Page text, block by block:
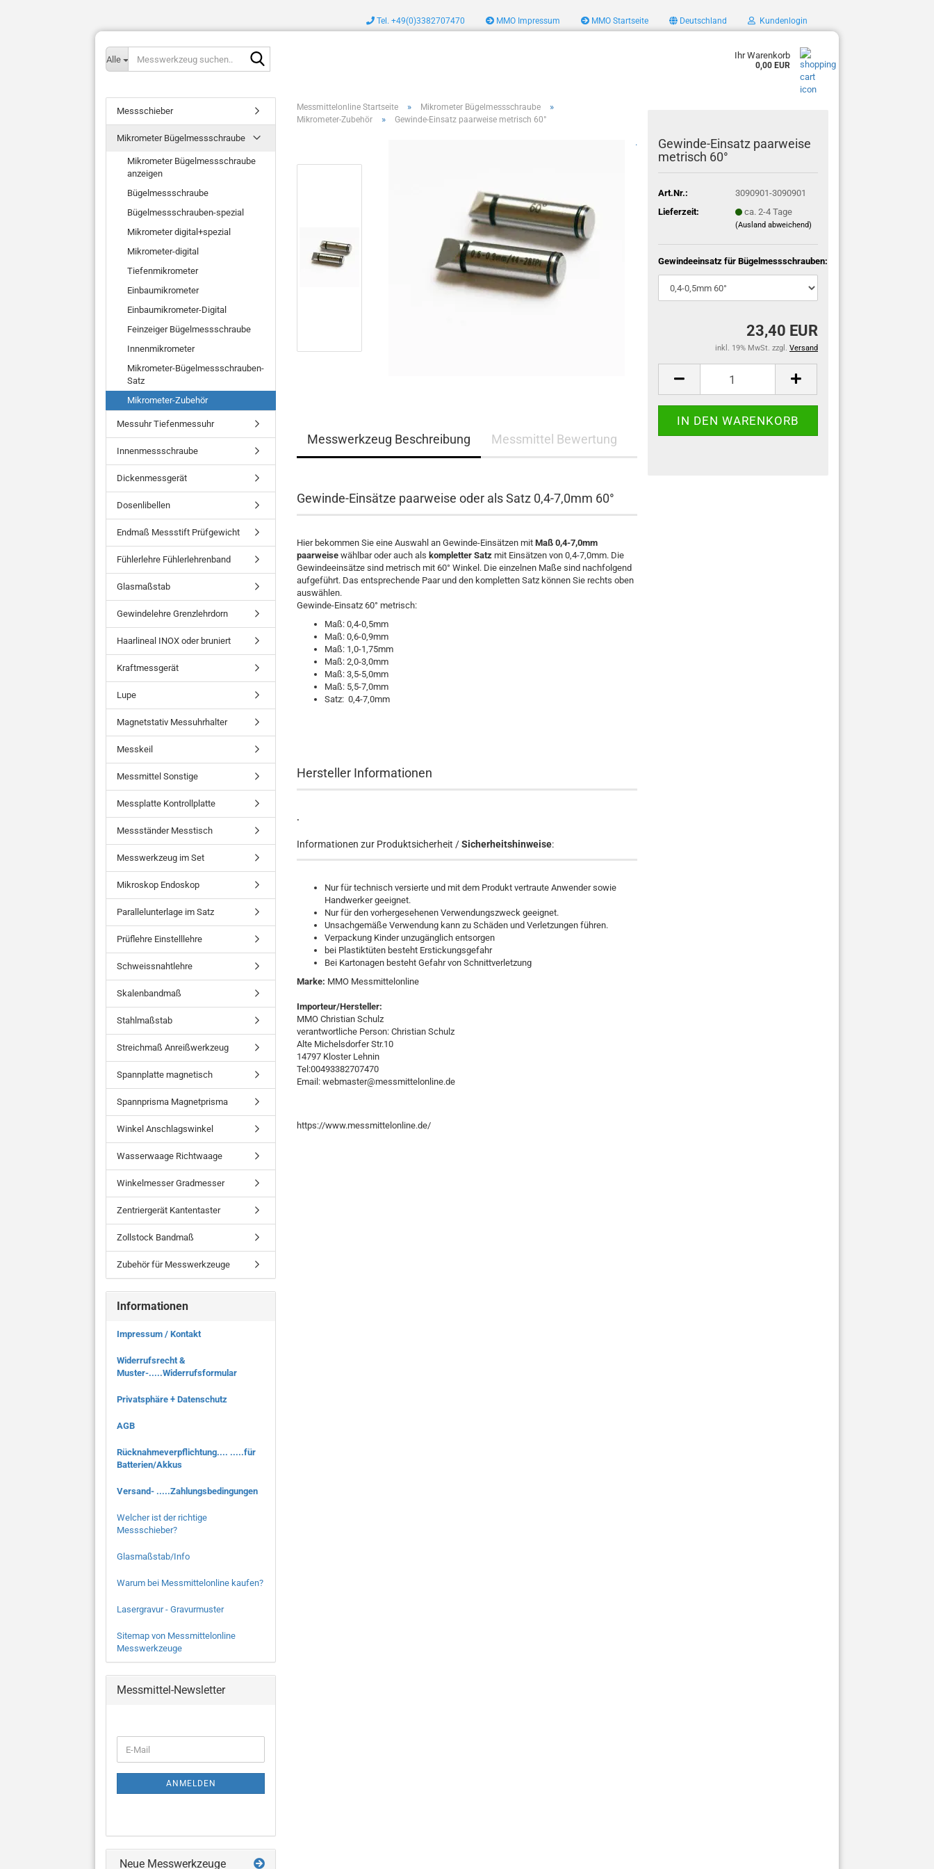
Tel. +49(0)3382707470 MMO Impressum MMO Startseite Deutschland Kundenlogin
Alle Ihr Warenkorb
0,00 EUR
Messmittelonline Startseite » Mikrometer Bügelmessschraube »
Mikrometer-Zubehör » Gewinde-Einsatz paarweise metrisch 60°
.
Gewinde-Einsatz paarweise
metrisch 60°
Art.Nr.:
3090901-3090901
Lieferzeit:
ca. 2-4 Tage
(Ausland abweichend)
Gewindeeinsatz für Bügelmessschrauben:
23,40 EUR
inkl. 19% MwSt. zzgl. Versand
Messwerkzeug Beschreibung Messmittel Bewertung
Gewinde-Einsätze paarweise oder als Satz 0,4-7,0mm 60°
Hier bekommen Sie eine Auswahl an Gewinde-Einsätzen mit Maß 0,4-7,0mm
paarweise wählbar oder auch als kompletter Satz mit Einsätzen von 0,4-7,0mm. Die
Gewindeeinsätze sind metrisch mit 60° Winkel. Die einzelnen Maße sind nachfolgend
aufgeführt. Das entsprechende Paar und den kompletten Satz können Sie rechts oben
auswählen.
Gewinde-Einsatz 60° metrisch:
Maß: 0,4-0,5mm
Maß: 0,6-0,9mm
Maß: 1,0-1,75mm
Maß: 2,0-3,0mm
Maß: 3,5-5,0mm
Maß: 5,5-7,0mm
Satz: 0,4-7,0mm
Hersteller Informationen
.
Informationen zur Produktsicherheit /Sicherheitshinweise:
Nur für technisch versierte und mit dem Produkt vertraute Anwender sowie
Handwerker geeignet.
Nur für den vorhergesehenen Verwendungszweck geeignet.
Unsachgemäße Verwendung kann zu Schäden und Verletzungen führen.
Verpackung Kinder unzugänglich entsorgen
bei Plastiktüten besteht Erstickungsgefahr
Bei Kartonagen besteht Gefahr von Schnittverletzung
Marke: MMO Messmittelonline
Importeur/Hersteller:
MMO Christian Schulz
verantwortliche Person: Christian Schulz
Alte Michelsdorfer Str.10
14797 Kloster Lehnin
Tel:00493382707470
Email: webmaster@messmittelonline.de
https://www.messmittelonline.de/
Messschieber
Mikrometer Bügelmessschraube
Mikrometer Bügelmessschraube
anzeigen
Bügelmessschraube
Bügelmessschrauben-spezial
Mikrometer digital+spezial
Mikrometer-digital
Tiefenmikrometer
Einbaumikrometer
Einbaumikrometer-Digital
Feinzeiger Bügelmessschraube
Innenmikrometer
Mikrometer-Bügelmessschrauben-
Satz
Mikrometer-Zubehör
Messuhr Tiefenmessuhr
Innenmessschraube
Dickenmessgerät
Dosenlibellen
Endmaß Messstift Prüfgewicht
Fühlerlehre Fühlerlehrenband
Glasmaßstab
Gewindelehre Grenzlehrdorn
Haarlineal INOX oder bruniert
Kraftmessgerät
Lupe
Magnetstativ Messuhrhalter
Messkeil
Messmittel Sonstige
Messplatte Kontrollplatte
Messständer Messtisch
Messwerkzeug im Set
Mikroskop Endoskop
Parallelunterlage im Satz
Prüflehre Einstelllehre
Schweissnahtlehre
Skalenbandmaß
Stahlmaßstab
Streichmaß Anreißwerkzeug
Spannplatte magnetisch
Spannprisma Magnetprisma
Winkel Anschlagswinkel
Wasserwaage Richtwaage
Winkelmesser Gradmesser
Zentriergerät Kantentaster
Zollstock Bandmaß
Zubehör für Messwerkzeuge
Informationen
Impressum / Kontakt
Widerrufsrecht &
Muster-.....Widerrufsformular
Privatsphäre + Datenschutz
AGB
Rücknahmeverpflichtung.... .....für
Batterien/Akkus
Versand- .....Zahlungsbedingungen
Welcher ist der richtige
Messschieber?
Glasmaßstab/Info
Warum bei Messmittelonline kaufen?
Lasergravur - Gravurmuster
Sitemap von Messmittelonline
Messwerkzeuge
Messmittel-Newsletter
ZUR
ANMELDUNG
E-
Mail
ANMELDEN
Neue Messwerkzeuge